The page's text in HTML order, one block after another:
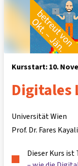
Kursstart: 10.
Digitales
Universität Wien
Prof. Dr. Fares Kayali
Dieser Kurs ist